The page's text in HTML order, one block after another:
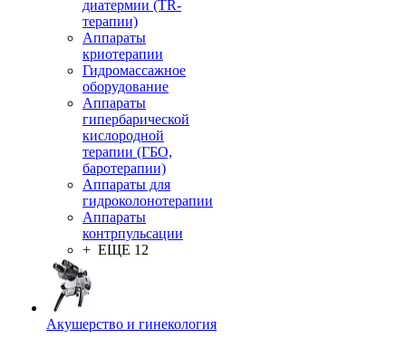
диатермии (TR-
терапии)
Аппараты
криотерапии
Гидромассажное
оборудование
Аппараты
гипербарической
кислородной
терапии (ГБО,
баротерапии)
Аппараты для
гидроколонотерапии
Аппараты
контрпульсации
+ ЕЩЕ 12
Акушерство и гинекология